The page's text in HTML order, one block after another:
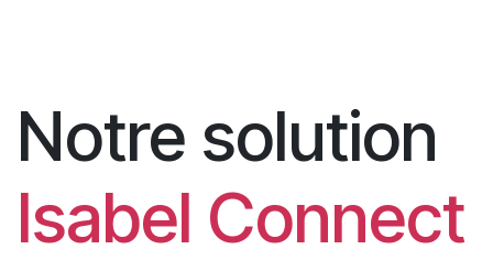
Notre solution
Isabel Connect